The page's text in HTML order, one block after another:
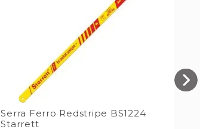
Serra Ferro Redstripe BS1224
Starrett